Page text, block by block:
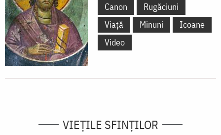
Canon
Rugăciuni
Viață
Minuni
Icoane
Video
VIEŢILE SFINŢILOR